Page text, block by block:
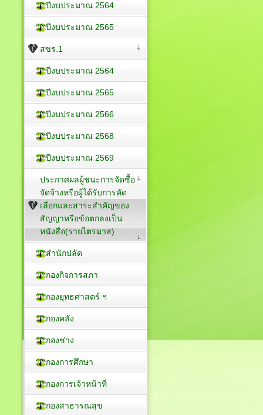
ปีงบประมาณ 2564
ปีงบประมาณ 2565
สขร.1
ปีงบประมาณ 2564
ปีงบประมาณ 2565
ปีงบประมาณ 2566
ปีงบประมาณ 2568
ปีงบประมาณ 2569
ประกาศผลผู้ชนะการจัดซื้อ
จัดจ้างหรือผู้ได้รับการคัด
เลือกและสาระสำคัญของ
สัญญาหรือข้อตกลงเป็น
หนังสือ(รายไตรมาส)
สำนักปลัด
กองกิจการสภา
กองยุทธศาสตร์ ฯ
กองคลัง
กองช่าง
กองการศึกษา
กองการเจ้าหน้าที่
กองสาธารณสุข